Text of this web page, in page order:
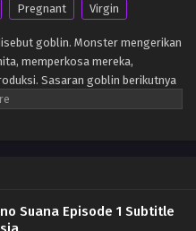
Pregnant Virgin
goblin. Monster mengerikan
memperkosa mereka,
Sasaran goblin berikutnya
tolong selamatkan hidupku
mengelilingi gadis suci itu, benda
mereka mengukir kenikmatan
benihnya tanpa
Suana Episode 1 Subtitle